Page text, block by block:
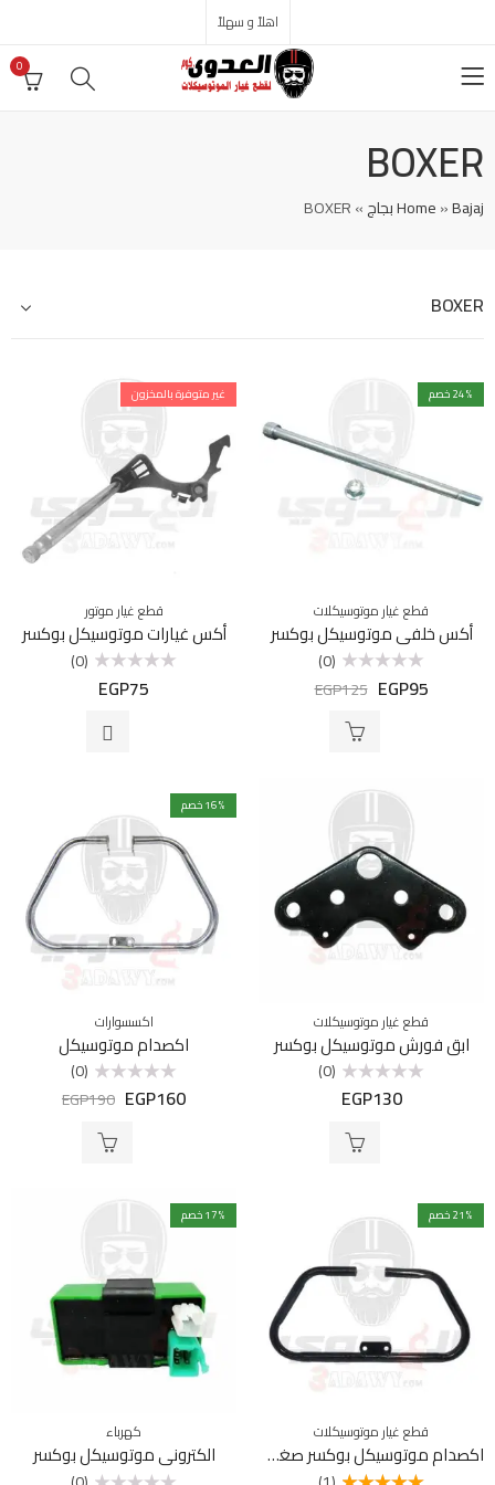
اهلاً و سهلاً
0
BOXER
Home»Bajaj بجاج »
BOXER
BOXER
24% خصم
قطع غيار موتوسيكلات
أكس خلفي موتوسيكل بوكسر
التقييم
(0)
EGP95
EGP125
غير متوفرة بالمخزون
قطع غيار موتور
أكس غيارات موتوسيكل بوكسر
التقييم
(0)
EGP75
قطع غيار موتوسيكلات
ابق فورش موتوسيكل بوكسر
التقييم
(0)
EGP130
16% خصم
اكسسوارات
اكصدام موتوسيكل
التقييم
(0)
EGP160
EGP190
21% خصم
قطع غيار موتوسيكلات
اكصدام موتوسيكل بوكسر صغير اسود
17% خصم
كهرباء
الكتروني موتوسيكل بوكسر